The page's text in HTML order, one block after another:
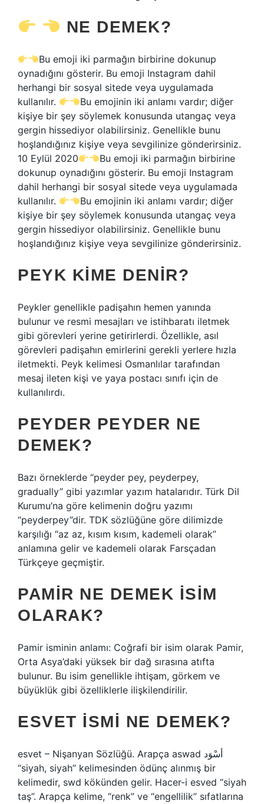
NE DEMEK?
Bu emoji iki parmağın birbirine dokunup
oynadığını gösterir. Bu emoji Instagram dahil
herhangi bir sosyal sitede veya uygulamada
kullanılır.
Bu emojinin iki anlamı vardır; diğer
kişiye bir şey söylemek konusunda utangaç veya
gergin hissediyor olabilirsiniz. Genellikle bunu
hoşlandığınız kişiye veya sevgilinize gönderirsiniz.
10 Eylül 2020
Bu emoji iki parmağın birbirine
dokunup oynadığını gösterir. Bu emoji Instagram
dahil herhangi bir sosyal sitede veya uygulamada
kullanılır.
Bu emojinin iki anlamı vardır; diğer
kişiye bir şey söylemek konusunda utangaç veya
gergin hissediyor olabilirsiniz. Genellikle bunu
hoşlandığınız kişiye veya sevgilinize gönderirsiniz.
PEYK KIME DENIR?
Peykler genellikle padişahın hemen yanında
bulunur ve resmi mesajları ve istihbaratı iletmek
gibi görevleri yerine getirirlerdi. Özellikle, asıl
görevleri padişahın emirlerini gerekli yerlere hızla
iletmekti. Peyk kelimesi Osmanlılar tarafından
mesaj ileten kişi ve yaya postacı sınıfı için de
kullanılırdı.
PEYDER PEYDER NE
DEMEK?
Bazı örneklerde “peyder pey, peyderpey,
gradually” gibi yazımlar yazım hatalarıdır. Türk Dil
Kurumu’na göre kelimenin doğru yazımı
“peyderpey”dir. TDK sözlüğüne göre dilimizde
karşılığı “az az, kısım kısım, kademeli olarak”
anlamına gelir ve kademeli olarak Farsçadan
Türkçeye geçmiştir.
PAMIR NE DEMEK ISIM
OLARAK?
Pamir isminin anlamı: Coğrafi bir isim olarak Pamir,
Orta Asya’daki yüksek bir dağ sırasına atıfta
bulunur. Bu isim genellikle ihtişam, görkem ve
büyüklük gibi özelliklerle ilişkilendirilir.
ESVET ISMI NE DEMEK?
esvet – Nişanyan Sözlüğü. Arapça aswad أسْوَد
“siyah, siyah” kelimesinden ödünç alınmış bir
kelimedir, swd kökünden gelir. Hacer-i esved “siyah
taş”. Arapça kelime, “renk” ve “engellilik” sıfatlarına